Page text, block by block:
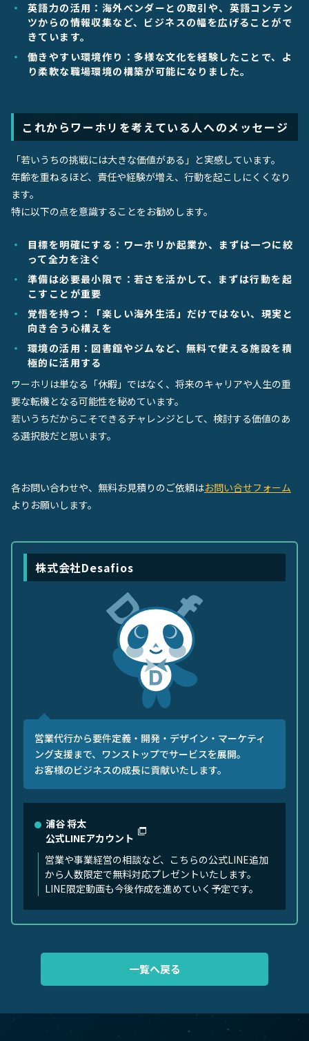
英語力の活用：海外ベンダーとの取引や、英語コンテン
ツからの情報収集など、ビジネスの幅を広げることがで
きています。
働きやすい環境作り：多様な文化を経験したことで、よ
り柔軟な職場環境の構築が可能になりました。
これからワーホリを考えている人へのメッセージ
「若いうちの挑戦には大きな価値がある」と実感しています。
年齢を重ねるほど、責任や経験が増え、行動を起こしにくくなり
ます。
特に以下の点を意識することをお勧めします。
目標を明確にする：ワーホリか起業か、まずは一つに絞
って全力を注ぐ
準備は必要最小限で：若さを活かして、まずは行動を起
こすことが重要
覚悟を持つ：「楽しい海外生活」だけではない、現実と
向き合う心構えを
環境の活用：図書館やジムなど、無料で使える施設を積
極的に活用する
ワーホリは単なる「休暇」ではなく、将来のキャリアや人生の重
要な転機となる可能性を秘めています。
若いうちだからこそできるチャレンジとして、検討する価値のあ
る選択肢だと思います。
各お問い合わせや、無料お見積りのご依頼はお問い合せフォーム
よりお願いします。
株式会社Desafios
営業代行から要件定義・開発・デザイン・マーケティ
ング支援まで、ワンストップでサービスを展開。
お客様のビジネスの成長に貢献いたします。
浦谷 将太
公式LINEアカウント
営業や事業経営の相談など、こちらの公式LINE追加
から人数限定で無料対応プレゼントいたします。
LINE限定動画も今後作成を進めていく予定です。
一覧へ戻る